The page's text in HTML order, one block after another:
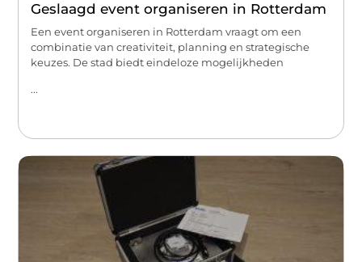
Geslaagd event organiseren in Rotterdam
Een event organiseren in Rotterdam vraagt om een
combinatie van creativiteit, planning en strategische
keuzes. De stad biedt eindeloze mogelijkheden
...